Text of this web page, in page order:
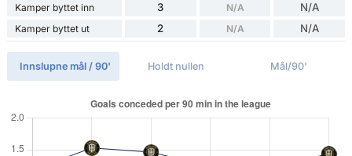
Kamper byttet inn 3 N/A N/A
Kamper byttet ut 2 N/A N/A
Innslupne mål / 90' Holdt nullen Mål/90'